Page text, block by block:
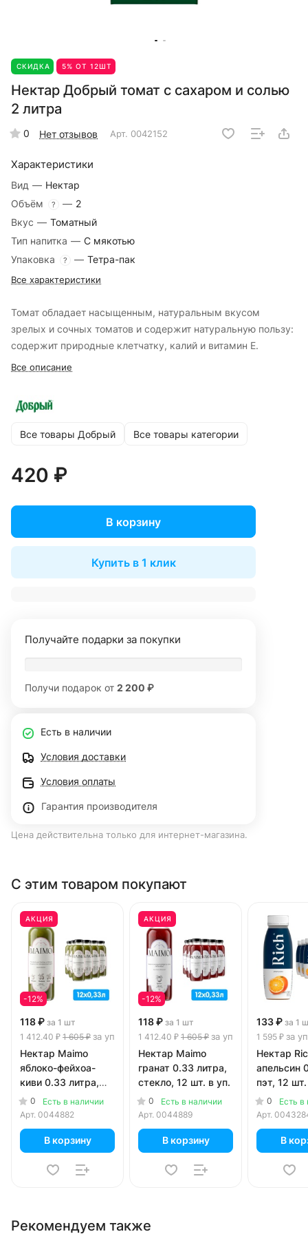
СКИДКА 5% ОТ 12ШТ
Нектар Добрый томат с сахаром и солью
2 литра
0 Нет отзывов Арт. 0042152
Характеристики
Вид — Нектар
Объём
? — 2
Вкус — Томатный
Тип напитка — С мякотью
Упаковка
? — Тетра-пак
Все характеристики
Томат обладает насыщенным, натуральным вкусом
зрелых и сочных томатов и содержит натуральную пользу:
содержит природные клетчатку, калий и витамин Е.
Все описание
Все товары Добрый Все товары категории
420 ₽
В корзину
Купить в 1 клик
Получайте подарки за покупки
Получи подарок от 2 200 ₽
Есть в наличии
Условия доставки
Условия оплаты
Гарантия производителя
Цена действительна только для интернет-магазина.
С этим товаром покупают
АКЦИЯ
-12%
118 ₽ за 1 шт
1 412.40 ₽ 1 605 ₽ за уп
Нектар Maimo
яблоко-фейхоа-
киви 0.33 литра,
стекло, 12 шт. в уп.
0
Есть в наличии
Арт. 0044882
В корзину
АКЦИЯ
-12%
118 ₽ за 1 шт
1 412.40 ₽ 1 605 ₽ за уп
Нектар Maimo
гранат 0.33 литра,
стекло, 12 шт. в уп.
0
Есть в наличии
Арт. 0044889
В корзину
133 ₽ за 1
1 595 ₽ за уп
Нектар
апельсин
пэт, 12
0
Есть в
Арт.
В
Рекомендуем также